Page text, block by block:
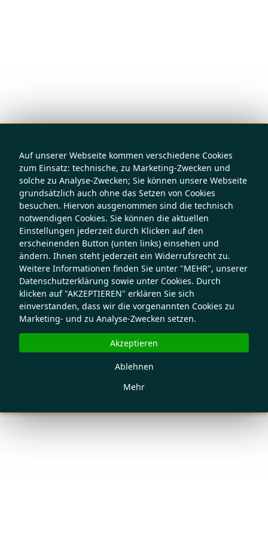
Auf unserer Webseite kommen verschiedene Cookies
zum Einsatz: technische, zu Marketing-Zwecken und
solche zu Analyse-Zwecken; Sie können unsere Webseite
grundsätzlich auch ohne das Setzen von Cookies
besuchen. Hiervon ausgenommen sind die technisch
notwendigen Cookies. Sie können die aktuellen
Einstellungen jederzeit durch Klicken auf den
erscheinenden Button (unten links) einsehen und
ändern. Ihnen steht jederzeit ein Widerrufsrecht zu.
Weitere Informationen finden Sie unter "MEHR", unserer
Datenschutzerklärung sowie unter Cookies. Durch
klicken auf "AKZEPTIEREN" erklären Sie sich
einverstanden, dass wir die vorgenannten Cookies zu
Marketing- und zu Analyse-Zwecken setzen.
Mehr
Ablehnen
Akzeptieren